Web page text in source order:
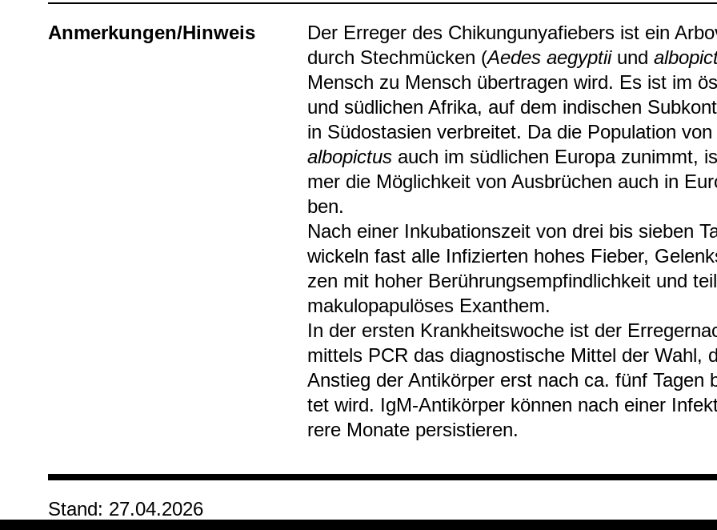
Anmer­kun­gen/Hin­weis
Der Erre­ger des Chi­kun­gunya­fie­bers ist ein
durch Stech­mü­cken (Aedes aegyp­tiiund
Mensch zu Mensch über­tra­gen wird. Es ist im
und süd­li­chen Afrika, auf dem indi­schen
in Süd­ost­asien ver­brei­tet. Da die Popu­la­tion
albo­pic­tus auch im süd­li­chen Europa zunimmt,
mer die Mög­lich­keit von Aus­brü­chen auch in
ben.
Nach einer Inku­ba­ti­ons­zeit von drei bis sie­ben
wi­ckeln fast alle Infi­zier­ten hohes Fie­ber,
zen mit hoher Berüh­rungs­emp­find­lich­keit und
maku­lo­pa­pu­lö­ses Exan­them.
In der ers­ten Krank­heits­wo­che ist der
mit­tels PCR das dia­gnos­ti­sche Mit­tel der Wahl,
Anstieg der Anti­kör­per erst nach ca. fünf Tagen
tet wird. IgM-​Anti­kör­per kön­nen nach einer
rere Monate per­sis­tie­ren.
Stand: 27.04.2026